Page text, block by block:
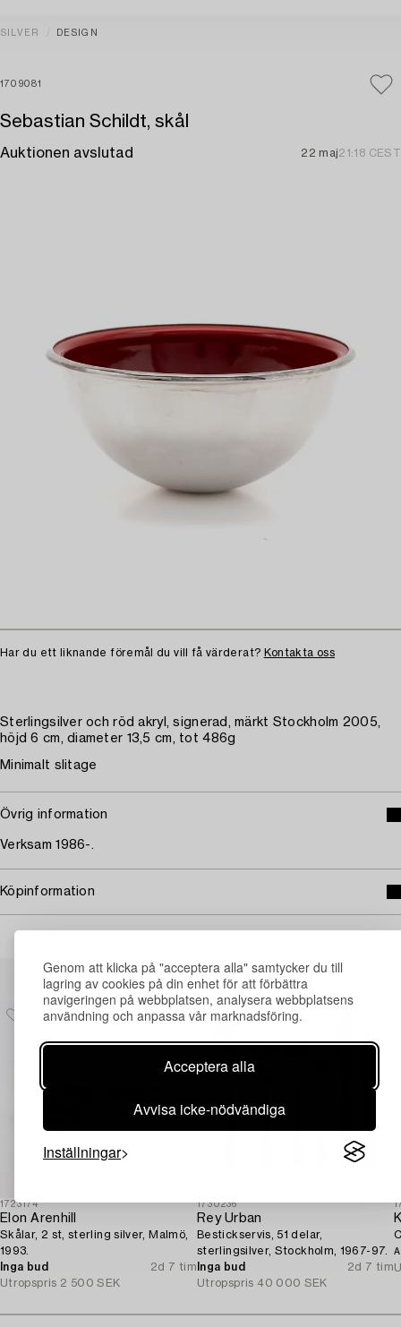
Genom att klicka på "acceptera alla" samtycker du till
lagring av cookies på din enhet för att förbättra
navigeringen på webbplatsen, analysera webbplatsens
användning och anpassa vår marknadsföring.
Acceptera alla
Avvisa icke-nödvändiga
Inställningar
SILVER DESIGN
1709081
Sebastian Schildt, skål
Auktionen avslutad 22 maj21:18 CEST
Har du ett liknande föremål du vill få värderat? Kontakta oss
Sterlingsilver och röd akryl, signerad, märkt Stockholm 2005,
höjd 6 cm, diameter 13,5 cm, tot 486g
Minimalt slitage
Övrig information
Verksam 1986-.
Köpinformation
Andra har även tittat på
1723174
Elon Arenhill
Skålar, 2 st, sterling silver, Malmö,
1993.
Inga bud
2d 7 tim
Utropspris 2 500 SEK
1730236
Rey Urban
Bestickservis, 51 delar,
sterlingsilver, Stockholm, 1967-97.
Inga bud
2d 7 tim
Utropspris 40 000 SEK